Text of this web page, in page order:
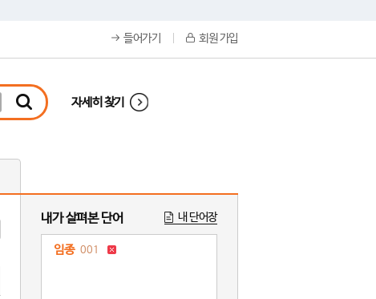
들어가기 회원 가입
자세히 찾기
내가 살펴본 단어 내 단어장
임종 001